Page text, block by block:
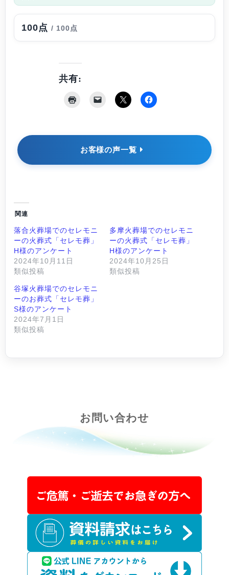
100点 / 100点
共有:
お客様の声一覧
関連
落合火葬場でのセレモニ
ーの火葬式「セレモ葬」
H様のアンケート
2024年10月11日
類似投稿
多摩火葬場でのセレモニ
ーの火葬式「セレモ葬」
H様のアンケート
2024年10月25日
類似投稿
谷塚火葬場でのセレモニ
ーのお葬式「セレモ葬」
S様のアンケート
2024年7月1日
類似投稿
お問い合わせ